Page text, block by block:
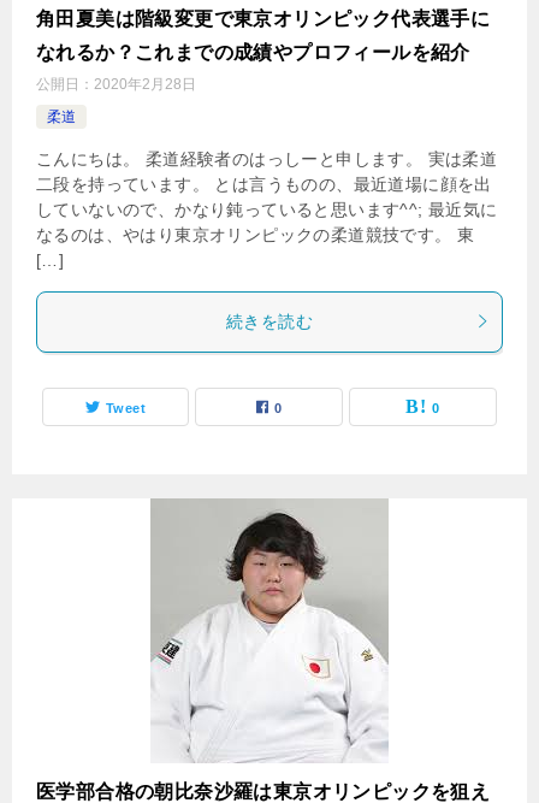
角田夏美は階級変更で東京オリンピック代表選手に
なれるか？これまでの成績やプロフィールを紹介
公開日： 2020年2月28日
柔道
こんにちは。 柔道経験者のはっしーと申します。 実は柔道
二段を持っています。 とは言うものの、最近道場に顔を出
していないので、かなり鈍っていると思います^^; 最近気に
なるのは、やはり東京オリンピックの柔道競技です。 東
[…]
続きを読む
Tweet 0 0
医学部合格の朝比奈沙羅は東京オリンピックを狙え